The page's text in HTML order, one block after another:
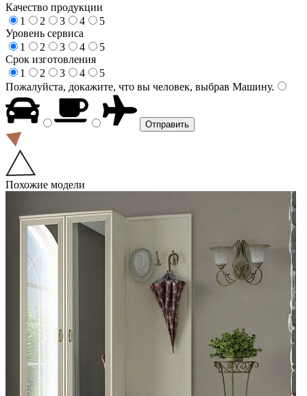
Качество продукции
1
2 3 4
5
Уровень сервиса
1
2 3 4
5
Срок изготовления
1
2 3 4
5
Пожалуйста, докажите, что вы человек, выбрав Машину.
Похожие модели